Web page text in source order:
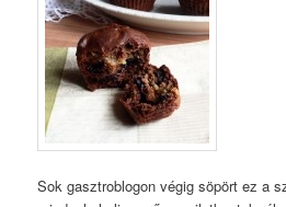
Sok gasztroblogon végig söpört ez a